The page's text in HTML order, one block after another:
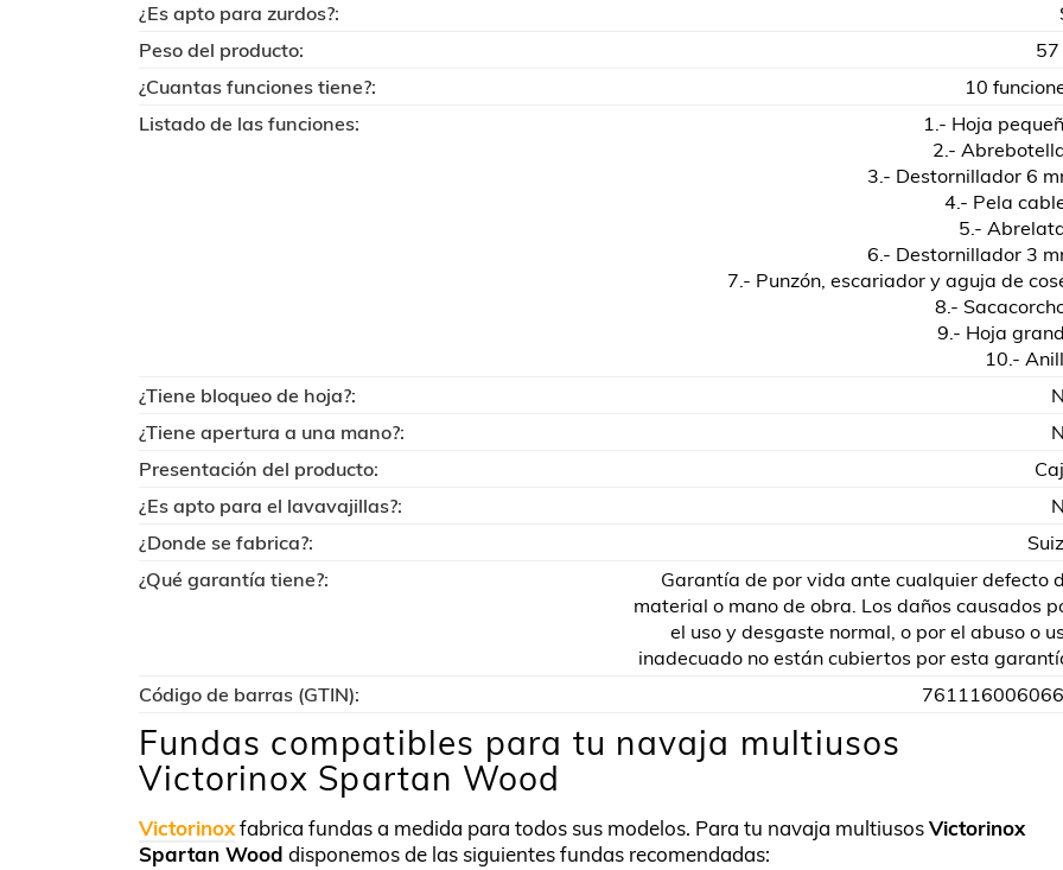
¿Es apto para zurdos?:
Peso del producto:
57
¿Cuantas funciones tiene?:
10
Listado de las funciones:
1.- Hoja
2.-
3.- Destornillador 6
4.- Pela
5.-
6.- Destornillador 3
7.- Punzón, escariador y aguja de
8.-
9.- Hoja
10.-
¿Tiene bloqueo de hoja?:
¿Tiene apertura a una mano?:
Presentación del producto:
¿Es apto para el lavavajillas?:
¿Donde se fabrica?:
¿Qué garantía tiene?:
Garantía de por vida ante cualquier defecto
material o mano de obra. Los daños causados
el uso y desgaste normal, o por el abuso o
inadecuado no están cubiertos por esta
Código de barras (GTIN):
Fundas compatibles para tu navaja multiusos
Victorinox Spartan Wood
Victorinoxfabrica fundas a medida para todos sus modelos. Para tu navaja multiusosVictorinox
Spartan Wood disponemos de las siguientes fundas recomendadas: